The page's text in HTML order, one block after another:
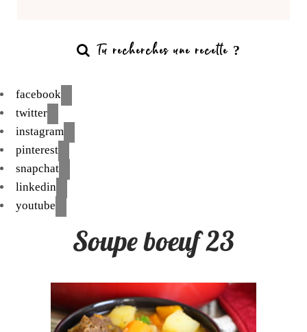
facebook
twitter
instagram
pinterest
snapchat
linkedin
youtube
Soupe boeuf 23